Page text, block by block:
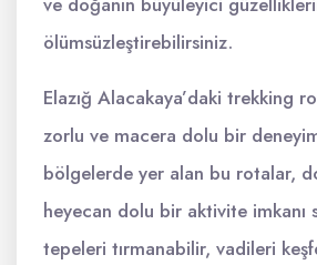
ölümsüzleştirebilirsiniz.
Elazığ Alacakaya’daki trekking
zorlu ve macera dolu bir
bölgelerde yer alan bu rotalar,
heyecan dolu bir aktivite imkanı
tepeleri tırmanabilir, vadileri